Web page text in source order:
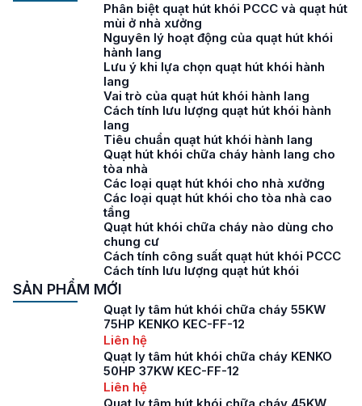
Phân biệt quạt hút khói PCCC và quạt hút
mùi ở nhà xưởng
Nguyên lý hoạt động của quạt hút khói
hành lang
Lưu ý khi lựa chọn quạt hút khói hành
lang
Vai trò của quạt hút khói hành lang
Cách tính lưu lượng quạt hút khói hành
lang
Tiêu chuẩn quạt hút khói hành lang
Quạt hút khói chữa cháy hành lang cho
tòa nhà
Các loại quạt hút khói cho nhà xưởng
Các loại quạt hút khói cho tòa nhà cao
tầng
Quạt hút khói chữa cháy nào dùng cho
chung cư
Cách tính công suất quạt hút khói PCCC
Cách tính lưu lượng quạt hút khói
SẢN PHẨM MỚI
Quạt ly tâm hút khói chữa cháy 55KW
75HP KENKO KEC-FF-12
Liên hệ
Quạt ly tâm hút khói chữa cháy KENKO
50HP 37KW KEC-FF-12
Liên hệ